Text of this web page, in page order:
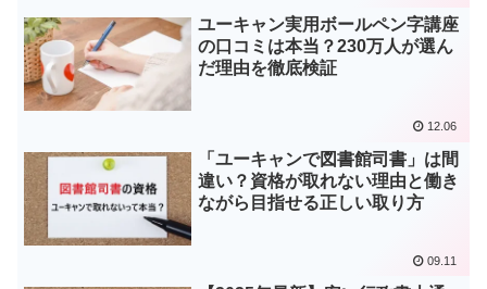
ユーキャン実用ボールペン字講座
の口コミは本当？230万人が選ん
だ理由を徹底検証
12.06
「ユーキャンで図書館司書」は間
違い？資格が取れない理由と働き
ながら目指せる正しい取り方
09.11